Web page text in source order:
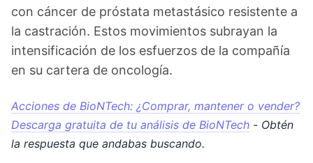
con cáncer de próstata metastásico resistente a
la castración. Estos movimientos subrayan la
intensificación de los esfuerzos de la compañía
en su cartera de oncología.
Acciones de BioNTech: ¿Comprar, mantener o vender?
Descarga gratuita de tu análisis de BioNTech - Obtén
la respuesta que andabas buscando.